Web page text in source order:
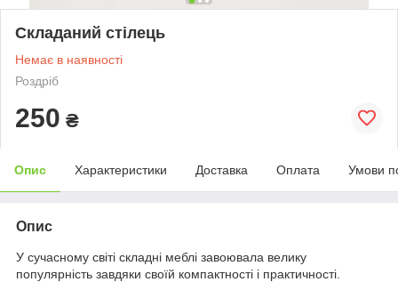
Складаний стілець
Немає в наявності
Роздріб
250 ₴
Опис Характеристики Доставка Оплата Умови
Опис
У сучасному світі складні меблі завоювала велику
популярність завдяки своїй компактності і практичності.